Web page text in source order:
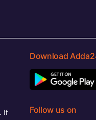
If
Download
Follow us on